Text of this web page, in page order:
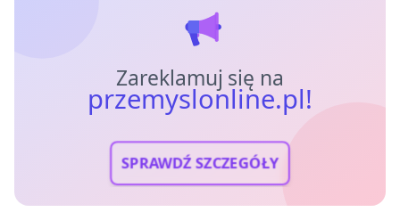
Zareklamuj się na
przemyslonline.pl!
SPRAWDŹ SZCZEGÓŁY